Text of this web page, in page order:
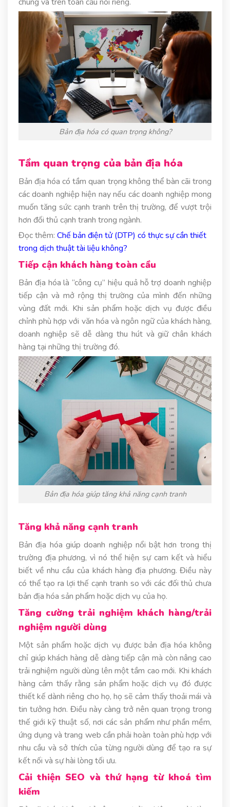
Bản địa hóa có quan trọng không?
Tầm quan trọng của bản địa hóa
Bản địa hóa có tầm quan trọng không thể bàn cãi trong
các doanh nghiệp hiện nay nếu các doanh nghiệp mong
muốn tăng sức cạnh tranh trên thị trường, để vượt trội
hơn đối thủ cạnh tranh trong ngành.
Đọc thêm: Chế bản điện tử (DTP) có thực sự cần thiết
trong dịch thuật tài liệu không?
Tiếp cận khách hàng toàn cầu
Bản địa hóa là “công cụ” hiệu quả hỗ trợ doanh nghiệp
tiếp cận và mở rộng thị trường của mình đến những
vùng đất mới. Khi sản phẩm hoặc dịch vụ được điều
chỉnh phù hợp với văn hóa và ngôn ngữ của khách hàng,
doanh nghiệp sẽ dễ dàng thu hút và giữ chân khách
hàng tại những thị trường đó.
Bản địa hóa giúp tăng khả năng cạnh tranh
Tăng khả năng cạnh tranh
Bản địa hóa giúp doanh nghiệp nổi bật hơn trong thị
trường địa phương, vì nó thể hiện sự cam kết và hiểu
biết về nhu cầu của khách hàng địa phương. Điều này
có thể tạo ra lợi thế cạnh tranh so với các đối thủ chưa
bản địa hóa sản phẩm hoặc dịch vụ của họ.
Tăng cường trải nghiệm khách hàng/trải
nghiệm người dùng
Một sản phẩm hoặc dịch vụ được bản địa hóa không
chỉ giúp khách hàng dễ dàng tiếp cận mà còn nâng cao
trải nghiệm người dùng lên một tầm cao mới. Khi khách
hàng cảm thấy rằng sản phẩm hoặc dịch vụ đó được
thiết kế dành riêng cho họ, họ sẽ cảm thấy thoải mái và
tin tưởng hơn. Điều này càng trở nên quan trọng trong
thế giới kỹ thuật số, nơi các sản phẩm như phần mềm,
ứng dụng và trang web cần phải hoàn toàn phù hợp với
nhu cầu và sở thích của từng người dùng để tạo ra sự
kết nối và sự hài lòng tối ưu.
Cải thiện SEO và thứ hạng từ khoá tìm
kiếm